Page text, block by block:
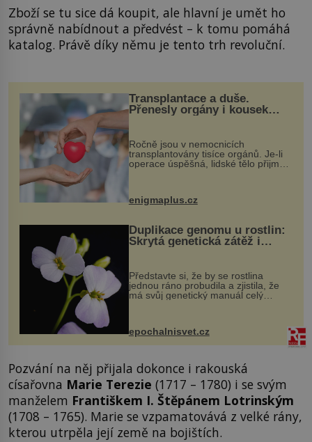
Zboží se tu sice dá koupit, ale hlavní je umět ho
správně nabídnout a předvést – k tomu pomáhá
katalog. Právě díky němu je tento trh revoluční.
Transplantace a duše.
Přenesly orgány i kousek
Ročně jsou v nemocnicích
transplantovány tisíce orgánů. Je-li
operace úspěšná, lidské tělo přijme
enigmaplus.cz
Duplikace genomu u rostlin:
Skrytá genetická zátěž i
Představte si, že by se rostlina
jednou ráno probudila a zjistila, že
má svůj genetický manuál celý
vstupenka...
epochalnisvet.cz
Pozvání na něj přijala dokonce i rakouská
císařovna Marie Terezie (1717 – 1780) i se svým
manželem Františkem I. Štěpánem Lotrinským
(1708 – 1765). Marie se vzpamatovává z velké rány,
kterou utrpěla její země na bojištích.